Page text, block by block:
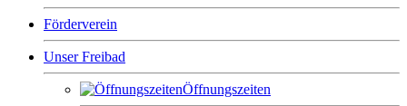
Förderverein
Unser Freibad
Öffnungszeiten